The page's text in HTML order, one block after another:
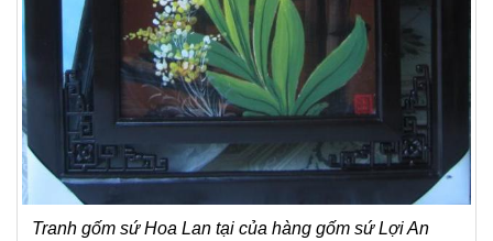
Tranh gốm sứ Hoa Lan tại của hàng gốm sứ Lợi An